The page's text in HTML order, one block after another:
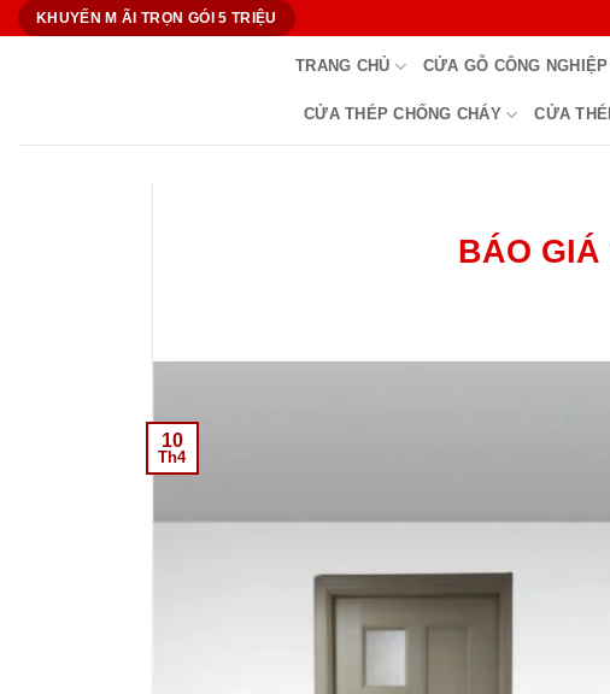
Bỏ
KHUYẾN M ÃI TRỌN GÓI 5 TRIỆU
TRANG CHỦ CỬA GỖ CÔNG NGHIỆP
CỬA THÉP CHỐNG CHÁY CỬA
BÁO
10
Th4